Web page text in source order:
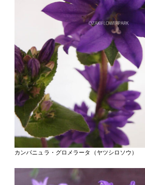
カンパニュラ・グロメラータ（ヤツシロソウ）